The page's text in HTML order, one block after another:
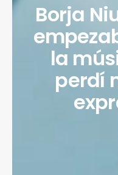
Borja
la
perdí